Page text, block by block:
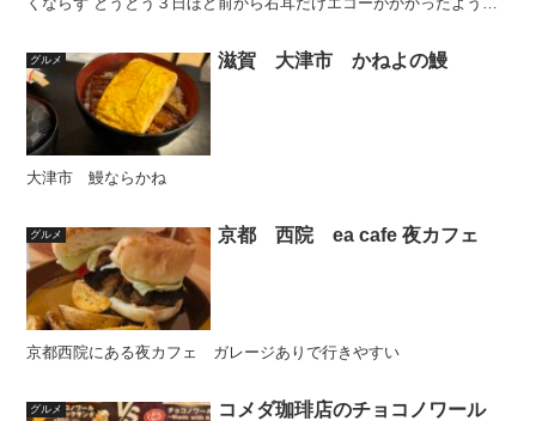
グルメ 滋賀 大津市 かねよの鰻
大津市 鰻ならかね
グルメ 京都 西院 ea cafe 夜カフェ
京都西院にある夜カフェ ガレージありで行きやすい
グルメ
コメダ珈琲店のチョコノワール